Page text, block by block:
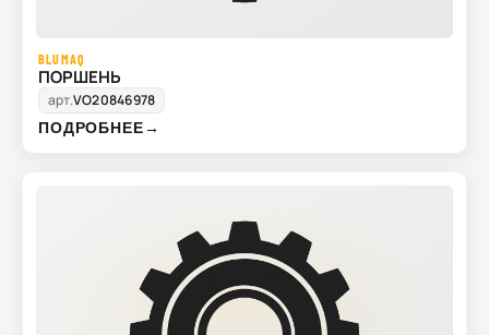
BLUMAQ
ПОРШЕНЬ
арт.VO20846978
ПОДРОБНЕЕ→